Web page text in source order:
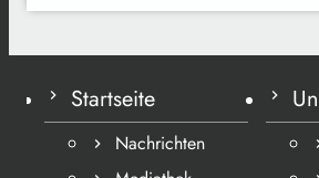
Startseite
Nachrichten